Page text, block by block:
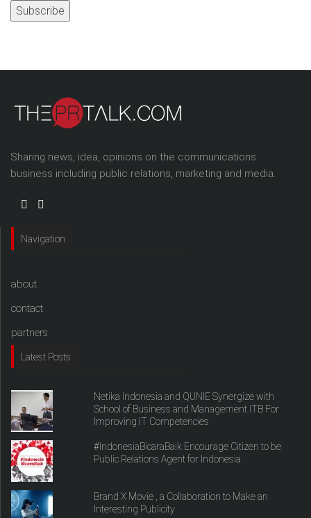
Sharing news, idea, opinions on the communications
business including public relations, marketing and media.
Navigation
about
contact
partners
Latest Posts
Netika Indonesia and QUNIE Synergize with
School of Business and Management ITB For
Improving IT Competencies
#IndonesiaBicaraBaik Encourage Citizen to be
Public Relations Agent for Indonesia
Brand X Movie , a Collaboration to Make an
Interesting Publicity